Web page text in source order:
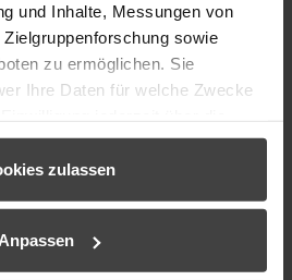
und Inhalte, Messungen von
sowie
zu ermöglichen. Sie
Ihre Daten für welche Zwecke
Klicken auf das Privacy
widerrufen
Ihre geografische Lage erfassen,
zulassen
Anpassen